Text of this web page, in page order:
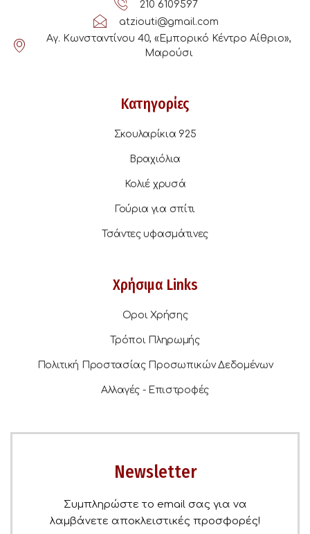
210 6109597
atziouti@gmail.com
Αγ. Κωνσταντίνου 40, «Εμπορικό Κέντρο Αίθριο»,
Μαρούσι
Κατηγορίες
Σκουλαρίκια 925
Βραχιόλια
Κολιέ χρυσά
Γούρια για σπίτι
Τσάντες υφασμάτινες
Χρήσιμα Links
Οροι Χρήσης
Τρόποι Πληρωμής
Πολιτική Προστασίας Προσωπικών Δεδομένων
Αλλαγές - Επιστροφές
Newsletter
Συμπληρώστε το email σας για να
λαμβάνετε αποκλειστικές προσφορές!